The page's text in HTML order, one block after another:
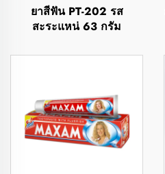
ยาสีฟัน PT-202 รส
สะระแหน่ 63 กรัม